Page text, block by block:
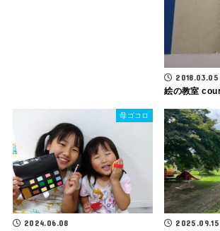
2018.03.05
絵の教室
母ゴコロ
2024.06.08 2025.09.15